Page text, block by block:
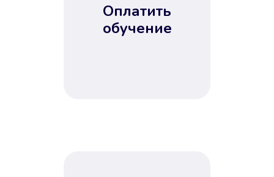
Оплатить
обучение